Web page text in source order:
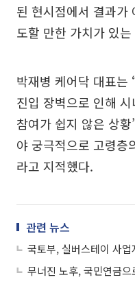
된 현시점에서 결과가
도할 만한 가치가 있
박재병 케어닥 대표는
진입 장벽으로 인해
참여가 쉽지 않은 상
야 궁극적으로 고령층
라고 지적했다.
관련 뉴스
무너진 노후, 국민연금